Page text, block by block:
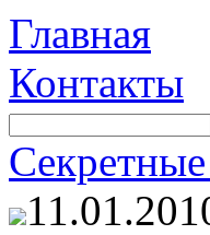
Главная
Контакты